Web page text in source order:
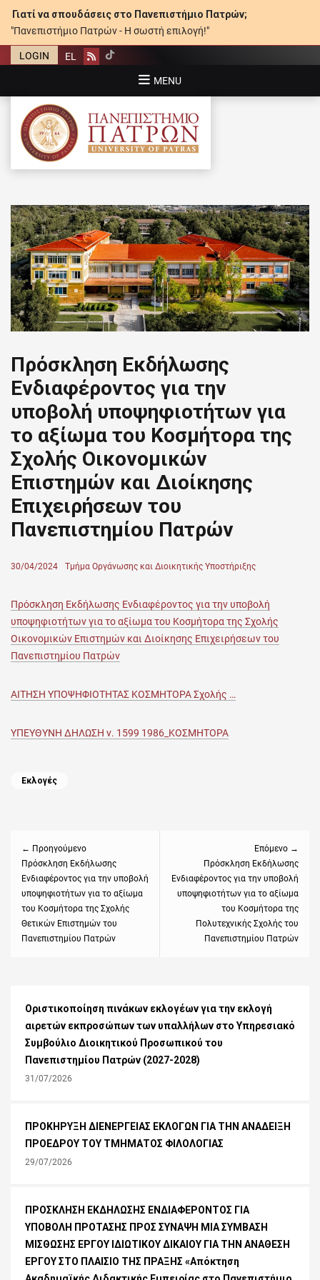
Γιατί να σπουδάσεις στο Πανεπιστήμιο Πατρών;
"Πανεπιστήμιο Πατρών - Η σωστή επιλογή!"
LOGIN EL Rss
MENU
ΠΑΝΕΠΙΣΤΉΜΙΟ ΠΑΤΡΏΝ
Πρόσκληση Εκδήλωσης
Ενδιαφέροντος για την
υποβολή υποψηφιοτήτων για
το αξίωμα του Κοσμήτορα της
Σχολής Οικονομικών
Επιστημών και Διοίκησης
Επιχειρήσεων του
Πανεπιστημίου Πατρών
Posted
30/04/2024 Author
Τμήμα Οργάνωσης και Διοικητικής Υποστήριξης
Πρόσκληση Εκδήλωσης Ενδιαφέροντος για την υποβολή
υποψηφιοτήτων για το αξίωμα του Κοσμήτορα της Σχολής
Οικονομικών Επιστημών και Διοίκησης Επιχειρήσεων του
Πανεπιστημίου Πατρών
ΑΙΤΗΣΗ ΥΠΟΨΗΦΙΟΤΗΤΑΣ ΚΟΣΜΗΤΟΡΑ Σχολής …
ΥΠΕΥΘΥΝΗ ΔΗΛΩΣΗ ν. 1599 1986_ΚΟΣΜΗΤΟΡΑ
Categories
Εκλογές
← Προηγούμενο
Previous
post:
Πρόσκληση Εκδήλωσης
Ενδιαφέροντος για την υποβολή
υποψηφιοτήτων για το αξίωμα
του Κοσμήτορα της Σχολής
Θετικών Επιστημών του
Πανεπιστημίου Πατρών
Επόμενο →
post:
Πρόσκληση Εκδήλωσης
Ενδιαφέροντος για την υποβολή
υποψηφιοτήτων για το αξίωμα
του Κοσμήτορα της
Πολυτεχνικής Σχολής του
Πανεπιστημίου Πατρών
Οριστικοποίηση πινάκων εκλογέων για την εκλογή
αιρετών εκπροσώπων των υπαλλήλων στο Υπηρεσιακό
Συμβούλιο Διοικητικού Προσωπικού του
Πανεπιστημίου Πατρών (2027-2028)
31/07/2026
ΠΡΟΚΗΡΥΞΗ ΔΙΕΝΕΡΓΕΙΑΣ ΕΚΛΟΓΩΝ ΓΙΑ ΤΗΝ ΑΝΑΔΕΙΞΗ
ΠΡΟΕΔΡΟΥ ΤΟΥ ΤΜΗΜΑΤΟΣ ΦΙΛΟΛΟΓΙΑΣ
29/07/2026
ΠΡΟΣΚΛΗΣΗ ΕΚΔΗΛΩΣΗΣ ΕΝΔΙΑΦΕΡΟΝΤΟΣ ΓΙΑ
ΥΠΟΒΟΛΗ ΠΡΟΤΑΣΗΣ ΠΡΟΣ ΣΥΝΑΨΗ ΜΙΑ ΣΥΜΒΑΣΗ
ΜΙΣΘΩΣΗΣ ΕΡΓΟΥ ΙΔΙΩΤΙΚΟΥ ΔΙΚΑΙΟΥ ΓΙΑ ΤΗΝ ΑΝΑΘΕΣΗ
ΕΡΓΟΥ ΣΤΟ ΠΛΑΙΣΙΟ ΤΗΣ ΠΡΑΞΗΣ «Απόκτηση